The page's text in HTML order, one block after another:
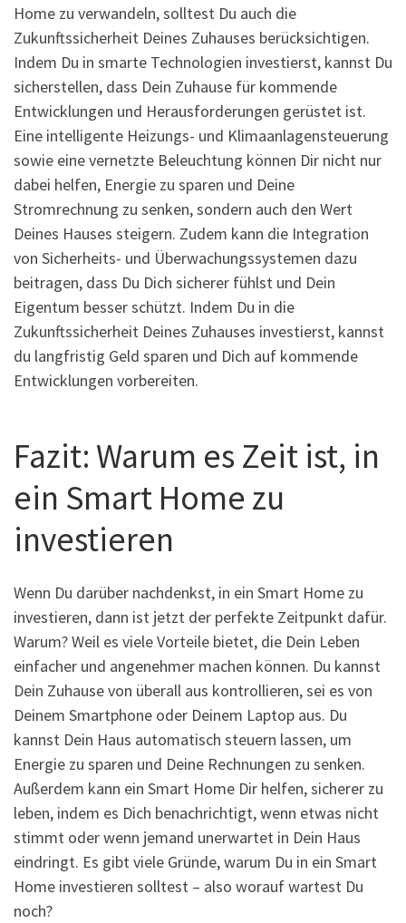
Home zu verwandeln, solltest Du auch die
Zukunftssicherheit Deines Zuhauses berücksichtigen.
Indem Du in smarte Technologien investierst, kannst Du
sicherstellen, dass Dein Zuhause für kommende
Entwicklungen und Herausforderungen gerüstet ist.
Eine intelligente Heizungs- und Klimaanlagensteuerung
sowie eine vernetzte Beleuchtung können Dir nicht nur
dabei helfen, Energie zu sparen und Deine
Stromrechnung zu senken, sondern auch den Wert
Deines Hauses steigern. Zudem kann die Integration
von Sicherheits- und Überwachungssystemen dazu
beitragen, dass Du Dich sicherer fühlst und Dein
Eigentum besser schützt. Indem Du in die
Zukunftssicherheit Deines Zuhauses investierst, kannst
du langfristig Geld sparen und Dich auf kommende
Entwicklungen vorbereiten.
Fazit: Warum es Zeit ist, in
ein Smart Home zu
investieren
Wenn Du darüber nachdenkst, in ein Smart Home zu
investieren, dann ist jetzt der perfekte Zeitpunkt dafür.
Warum? Weil es viele Vorteile bietet, die Dein Leben
einfacher und angenehmer machen können. Du kannst
Dein Zuhause von überall aus kontrollieren, sei es von
Deinem Smartphone oder Deinem Laptop aus. Du
kannst Dein Haus automatisch steuern lassen, um
Energie zu sparen und Deine Rechnungen zu senken.
Außerdem kann ein Smart Home Dir helfen, sicherer zu
leben, indem es Dich benachrichtigt, wenn etwas nicht
stimmt oder wenn jemand unerwartet in Dein Haus
eindringt. Es gibt viele Gründe, warum Du in ein Smart
Home investieren solltest – also worauf wartest Du
noch?